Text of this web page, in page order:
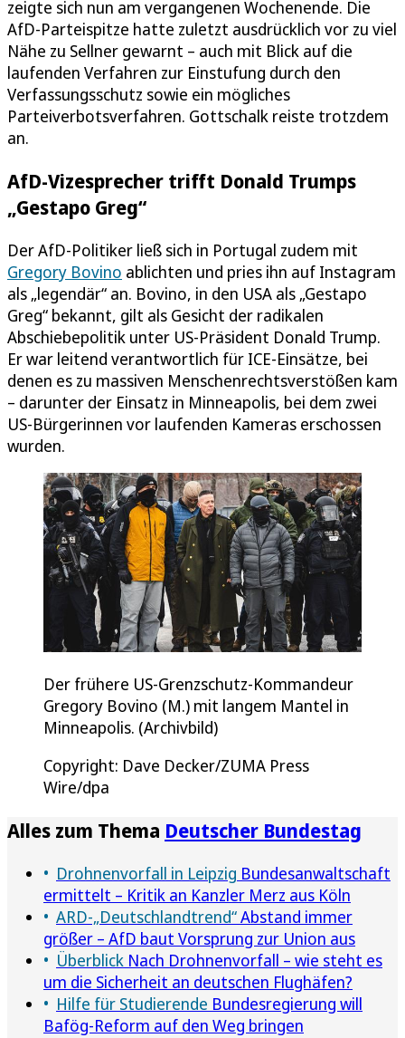
zeigte sich nun am vergangenen Wochenende. Die
AfD-Parteispitze hatte zuletzt ausdrücklich vor zu viel
Nähe zu Sellner gewarnt – auch mit Blick auf die
laufenden Verfahren zur Einstufung durch den
Verfassungsschutz sowie ein mögliches
Parteiverbotsverfahren. Gottschalk reiste trotzdem
an.
AfD-Vizesprecher trifft Donald Trumps
„Gestapo Greg“
Der AfD-Politiker ließ sich in Portugal zudem mit
Gregory Bovino ablichten und pries ihn auf Instagram
als „legendär“ an. Bovino, in den USA als „Gestapo
Greg“ bekannt, gilt als Gesicht der radikalen
Abschiebepolitik unter US-Präsident Donald Trump.
Er war leitend verantwortlich für ICE-Einsätze, bei
denen es zu massiven Menschenrechtsverstößen kam
– darunter der Einsatz in Minneapolis, bei dem zwei
US-Bürgerinnen vor laufenden Kameras erschossen
wurden.
Der frühere US-Grenzschutz-Kommandeur
Gregory Bovino (M.) mit langem Mantel in
Minneapolis. (Archivbild)
Copyright: Dave Decker/ZUMA Press
Wire/dpa
Alles zum Thema Deutscher Bundestag
Drohnenvorfall in Leipzig Bundesanwaltschaft
ermittelt – Kritik an Kanzler Merz aus Köln
ARD-„Deutschlandtrend“Abstand immer
größer – AfD baut Vorsprung zur Union aus
Überblick Nach Drohnenvorfall – wie steht es
um die Sicherheit an deutschen Flughäfen?
Hilfe für Studierende Bundesregierung will
Bafög-Reform auf den Weg bringen